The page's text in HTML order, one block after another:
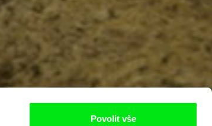
Povolit vše